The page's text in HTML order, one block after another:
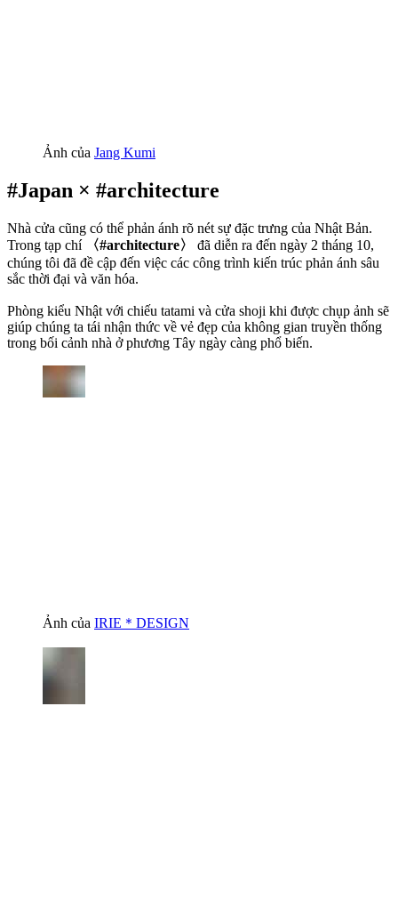
Ảnh của Jang Kumi
#Japan × #architecture
Nhà cửa cũng có thể phản ánh rõ nét sự đặc trưng của Nhật Bản.
Trong tạp chí
〈#architecture〉
đã diễn ra đến ngày 2 tháng 10,
chúng tôi đã đề cập đến việc các công trình kiến trúc phản ánh sâu
sắc thời đại và văn hóa.
Phòng kiểu Nhật với chiếu tatami và cửa shoji khi được chụp ảnh sẽ
giúp chúng ta tái nhận thức về vẻ đẹp của không gian truyền thống
trong bối cảnh nhà ở phương Tây ngày càng phổ biến.
Ảnh của IRIE＊DESIGN